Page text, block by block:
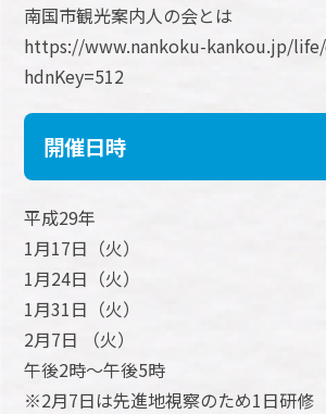
南国市観光案内人の会とは
https://www.nankoku-kankou.jp/
hdnKey=512
開催日時
平成29年
1月17日（火）
1月24日（火）
1月31日（火）
2月7日 （火）
午後2時～午後5時
※2月7日は先進地視察のため1日研修